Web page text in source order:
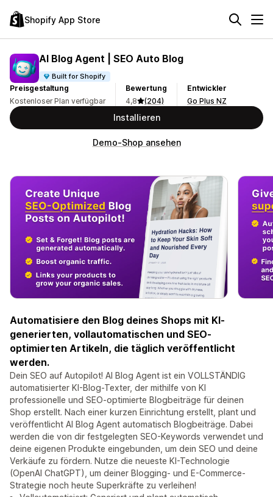
Shopify App Store
AI Blog Agent | SEO Auto Blog
Built for Shopify
Preisgestaltung
Kostenloser Plan verfügbar
Bewertung
4,8
(204)
Entwickler
Go Plus NZ
Installieren
Demo-Shop ansehen
Automatisiere den Blog deines Shops mit KI-
generierten, vollautomatischen und SEO-
optimierten Artikeln, die täglich veröffentlicht
werden.
Dein SEO auf Autopilot! AI Blog Agent ist ein VOLLSTÄNDIG
automatisierter KI-Blog-Texter, der mithilfe von KI
professionelle und SEO-optimierte Blogbeiträge für deinen
Shop erstellt. Nach einer kurzen Einrichtung erstellt, plant und
veröffentlicht AI Blog Agent automatisch Blogbeiträge. Dabei
werden die von dir festgelegten SEO-Keywords verwendet und
deine eigenen Produkte eingebunden, um dein SEO und deine
Verkäufe zu fördern. Nutze die neueste KI-Technologie
(OpenAI ChatGPT), um deiner Blogging- und E-Commerce-
Strategie noch heute Superkräfte zu verleihen!